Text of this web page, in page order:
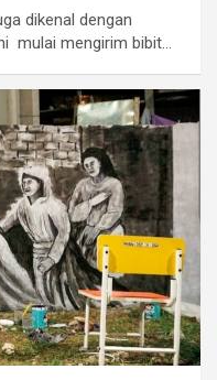
dikenal dengan
mulai mengirim bibit…